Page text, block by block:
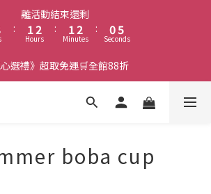
離活動結束還剩
:
2
1
0
3
2
1
0
Hours
:
2
1
0
3
2
1
0
Minutes
:
04
3
2
1
Seconds
選禮》超取免運🛒全館88折
boba cup